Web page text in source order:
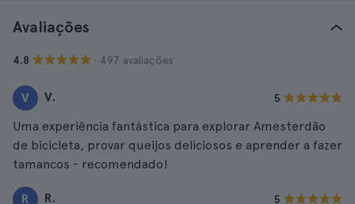
Avaliações
4.8 · 497 avaliações
V V. 5
Uma experiência fantástica para explorar Amesterdão
de bicicleta, provar queijos deliciosos e aprender a fazer
tamancos - recomendado!
R R. 5